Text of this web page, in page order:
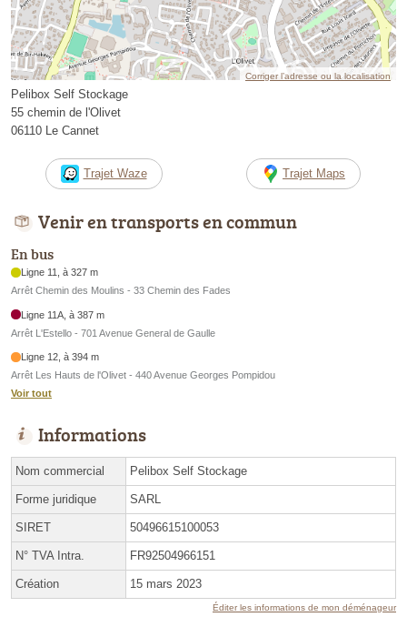
Corriger l’adresse ou la localisation
Pelibox Self Stockage
55 chemin de l'Olivet
06110 Le Cannet
Trajet Waze Trajet Maps
Venir en transports en commun
En bus
Ligne 11, à 327 m
Arrêt Chemin des Moulins - 33 Chemin des Fades
Ligne 11A, à 387 m
Arrêt L'Estello - 701 Avenue General de Gaulle
Ligne 12, à 394 m
Arrêt Les Hauts de l'Olivet - 440 Avenue Georges Pompidou
Voir tout
Informations
Nom commercial Pelibox Self Stockage
Forme juridique SARL
SIRET 50496615100053
N° TVA Intra. FR92504966151
Création 15 mars 2023
Éditer les informations de mon déménageur